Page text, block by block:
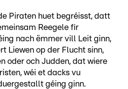
Piraten huet begréisst, datt
Reegele fir
nach ëmmer vill Leit ginn,
Liewen op der Flucht sinn,
oder och Judden, dat wiere
wéi et dacks vu
géing ginn.